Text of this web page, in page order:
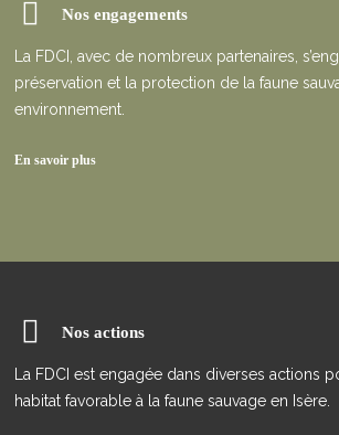
Nos engagements
La FDCI, avec de nombreux partenaires,
préservation et la protection de la faune
environnement.
En savoir plus
Nos actions
La FDCI est engagée dans diverses actions
habitat favorable à la faune sauvage en Isère.